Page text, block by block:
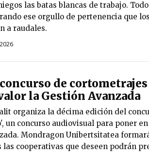
las batas blancas de trabajo.
ese orgullo de pertenencia que
a raudales.
de
la Gestión Avanzada
organiza la décima edición del
un concurso audiovisual para poner
Mondragon Unibertsitatea
las cooperativas que deseen podrán